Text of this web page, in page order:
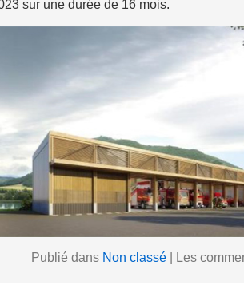
sur une durée de 16 mois.
Publié dans Non classé| Les